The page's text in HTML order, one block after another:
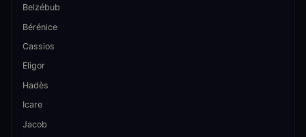
Belzébub
Bérénice
Cassios
Eligor
Hadès
Icare
Jacob